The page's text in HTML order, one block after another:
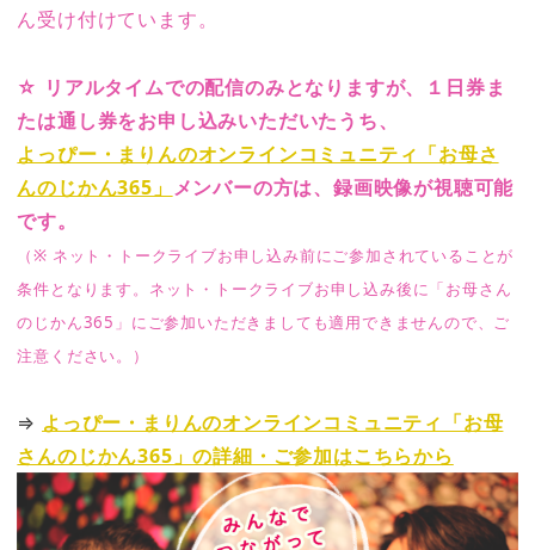
ん受け付けています。
☆ リアルタイムでの配信のみとなりますが、１日券ま
たは通し券をお申し込みいただいたうち、
よっぴー・まりんのオンラインコミュニティ「お母さ
んのじかん365」 メンバーの方は、録画映像が視聴可能
です。
（※ ネット・トークライブお申し込み前にご参加されていることが
条件となります。ネット・トークライブお申し込み後に「お母さん
のじかん365」にご参加いただきましても適用できませんので、ご
注意ください。）
⇒ よっぴー・まりんのオンラインコミュニティ「お母
さんのじかん365」の詳細・ご参加はこちらから